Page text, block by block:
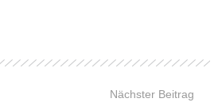
Nächster Beitrag